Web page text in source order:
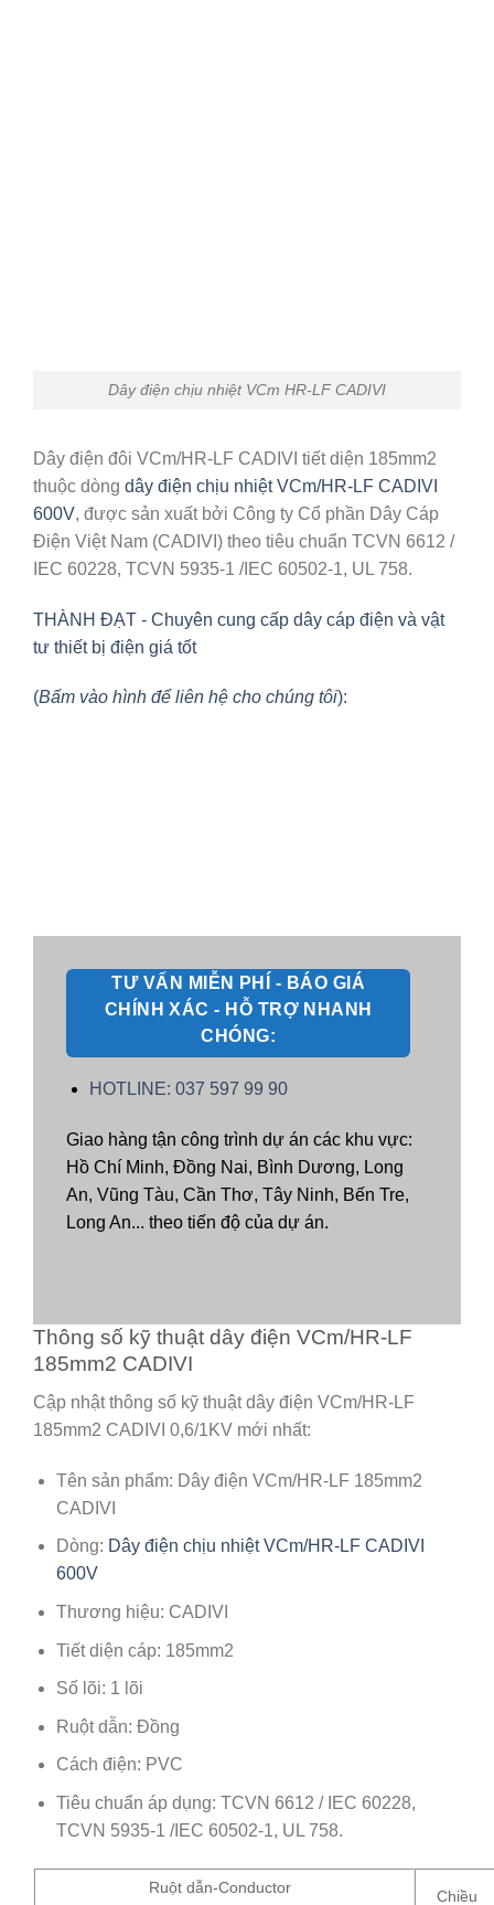
Dây điện chịu nhiệt VCm HR-LF CADIVI
Dây điện đôi VCm/HR-LF CADIVI tiết diện 185mm2
thuộc dòng dây điện chịu nhiệt VCm/HR-LF CADIVI
600V, được sản xuất bởi Công ty Cổ phần Dây Cáp
Điện Việt Nam (CADIVI) theo tiêu chuẩn TCVN 6612 /
IEC 60228, TCVN 5935-1 /IEC 60502-1, UL 758.
THÀNH ĐẠT - Chuyên cung cấp dây cáp điện và vật
tư thiết bị điện giá tốt
(Bấm vào hình để liên hệ cho chúng tôi):
TƯ VẤN MIỄN PHÍ - BÁO GIÁ
CHÍNH XÁC - HỖ TRỢ NHANH
CHÓNG:
HOTLINE: 037 597 99 90
Giao hàng tận công trình dự án các khu vực:
Hồ Chí Minh, Đồng Nai, Bình Dương, Long
An, Vũng Tàu, Cần Thơ, Tây Ninh, Bến Tre,
Long An... theo tiến độ của dự án.
Thông số kỹ thuật dây điện VCm/HR-LF
185mm2 CADIVI
Cập nhật thông số kỹ thuật dây điện VCm/HR-LF
185mm2 CADIVI 0,6/1KV mới nhất:
Tên sản phẩm: Dây điện VCm/HR-LF 185mm2
CADIVI
Dòng: Dây điện chịu nhiệt VCm/HR-LF CADIVI
600V
Thương hiệu: CADIVI
Tiết diện cáp: 185mm2
Số lõi: 1 lõi
Ruột dẫn: Đồng
Cách điện: PVC
Tiêu chuẩn áp dụng: TCVN 6612 / IEC 60228,
TCVN 5935-1 /IEC 60502-1, UL 758.
Ruột dẫn-Conductor Chiều